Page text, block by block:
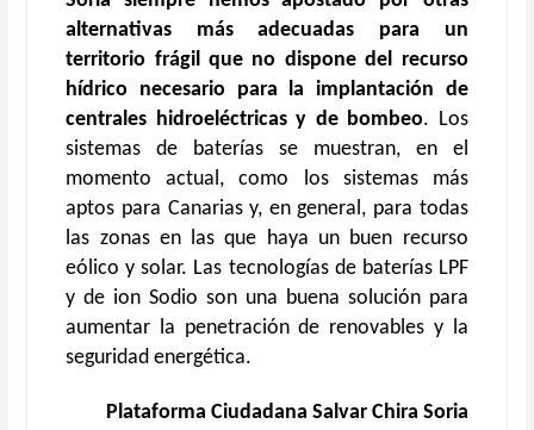
alternativas más adecuadas para un
territorio frágil que no dispone del recurso
hídrico necesario para la implantación de
centrales hidroeléctricas y de bombeo. Los
sistemas de baterías se muestran, en el
momento actual, como los sistemas más
aptos para Canarias y, en general, para todas
las zonas en las que haya un buen recurso
eólico y solar. Las tecnologías de baterías LPF
y de ion Sodio son una buena solución para
aumentar la penetración de renovables y la
seguridad energética.
Plataforma Ciudadana Salvar Chira Soria